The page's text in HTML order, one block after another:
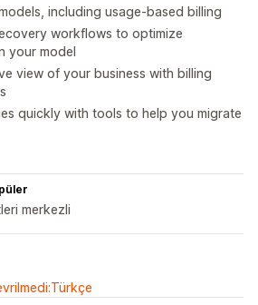
including usage-based billing
workflows to optimize
your model
view of your business with billing
quickly with tools to help you migrate
merkezli